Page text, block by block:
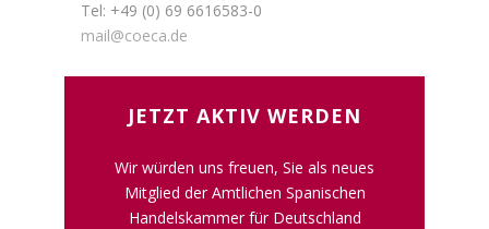
Tel: +49 (0) 69 6616583-0
mail@coeca.de
JETZT AKTIV WERDEN
Wir würden uns freuen, Sie als neues
Mitglied der Amtlichen Spanischen
Handelskammer für Deutschland